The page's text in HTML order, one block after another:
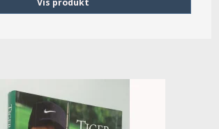
Vis produkt